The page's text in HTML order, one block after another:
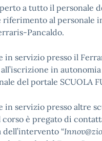
a tutto il personale
al personale
Pancaldo.
in servizio presso il
in
del portale SCUOLA
in servizio presso altre
corso è pregato di
“